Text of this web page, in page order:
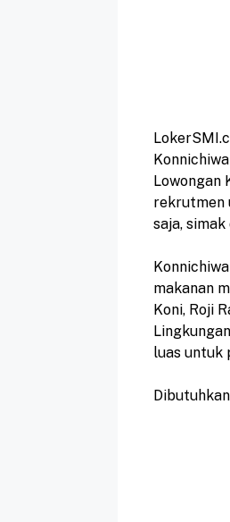
Lowongan
rekrutmen
saja,
makanan
Koni, Roji
luas untuk